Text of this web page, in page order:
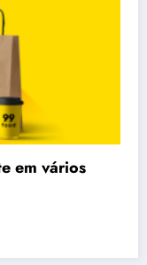
vários